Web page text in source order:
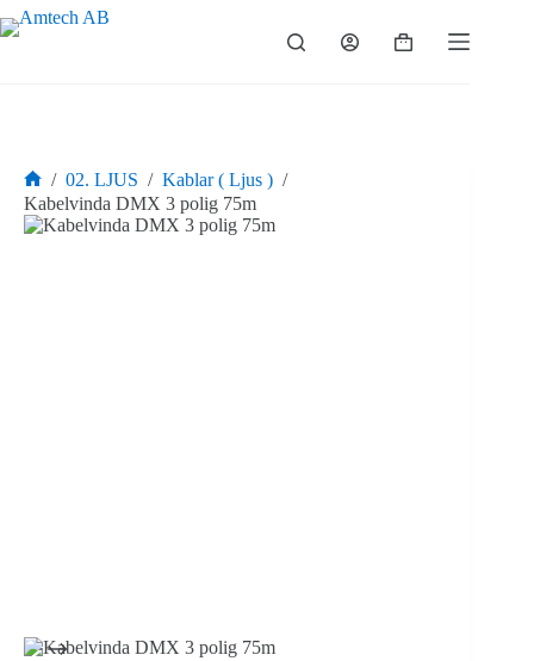
Hoppa
till
Varukorg
Hem
/ 02. LJUS / Kablar ( Ljus ) /
Kabelvinda DMX 3 polig 75m